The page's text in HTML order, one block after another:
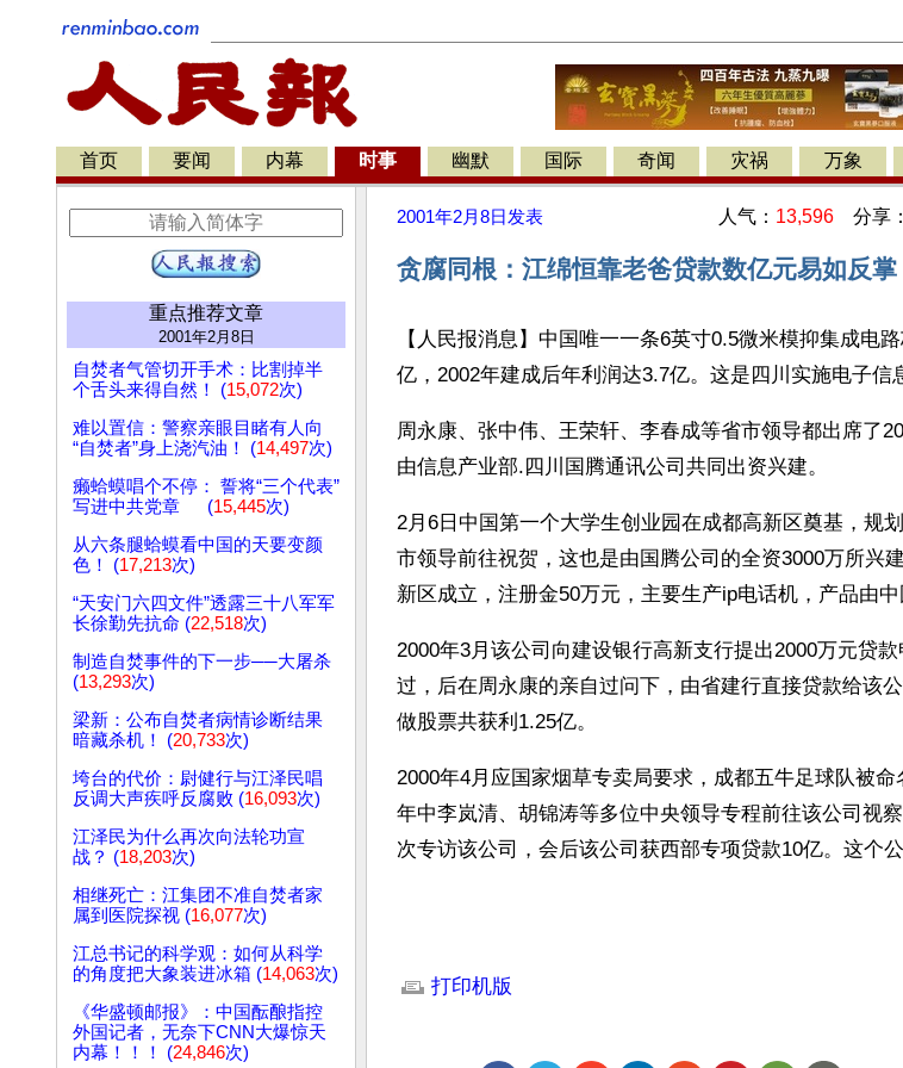
首页 要闻 内幕 时事 幽默 国际 奇闻 灾祸 万象
重点推荐文章
2001年2月8日
自焚者气管切开手术：比割掉半
个舌头来得自然！ (15,072次)
难以置信：警察亲眼目睹有人向
“自焚者”身上浇汽油！ (14,497次)
癞蛤蟆唱个不停： 誓将“三个代表”
写进中共党章 (15,445次)
从六条腿蛤蟆看中国的天要变颜
色！ (17,213次)
“天安门六四文件”透露三十八军军
长徐勤先抗命 (22,518次)
制造自焚事件的下一步──大屠杀
(13,293次)
梁新：公布自焚者病情诊断结果
暗藏杀机！ (20,733次)
垮台的代价：尉健行与江泽民唱
反调大声疾呼反腐败 (16,093次)
江泽民为什么再次向法轮功宣
战？ (18,203次)
相继死亡：江集团不准自焚者家
属到医院探视 (16,077次)
江总书记的科学观：如何从科学
的角度把大象装进冰箱 (14,063次)
《华盛顿邮报》：中国酝酿指控
外国记者，无奈下CNN大爆惊天
内幕！！！ (24,846次)
2001年2月8日 发表 人气： 13,596 分享
贪腐同根：江绵恒靠老爸贷款数亿元易如反掌
【人民报消息】中国唯一一条6英寸0.5微米模抑集成电
亿，2002年建成后年利润达3.7亿。这是四川实施电子信
周永康、张中伟、王荣轩、李春成等省市领导都出席了
由信息产业部.四川国腾通讯公司共同出资兴建。
2月6日中国第一个大学生创业园在成都高新区奠基，规
市领导前往祝贺，这也是由国腾公司的全资3000万所兴
新区成立，注册金50万元，主要生产ip电话机，产品由中
2000年3月该公司向建设银行高新支行提出2000万元贷
过，后在周永康的亲自过问下，由省建行直接贷款给该
做股票共获利1.25亿。
2000年4月应国家烟草专卖局要求，成都五牛足球队被
年中李岚清、胡锦涛等多位中央领导专程前往该公司视
次专访该公司，会后该公司获西部专项贷款10亿。这个
打印机版